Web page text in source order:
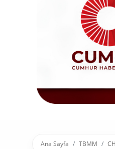
Sivil Toplum Kuruluşları
Kamu Kurumları ve Üst
Resmi Reklamlar
Ana Sayfa TBMM